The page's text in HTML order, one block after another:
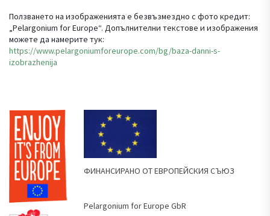
Ползването на изображенията е безвъзмездно с фото кредит:
„Pelargonium for Europe“. Допълнителни текстове и изображения
можете да намерите тук:
https://www.pelargoniumforeurope.com/bg/baza-danni-s-
izobrazhenija
ФИНАНСИРАНО ОТ ЕВРОПЕЙСКИЯ СЪЮЗ
Pelargonium for Europe GbR